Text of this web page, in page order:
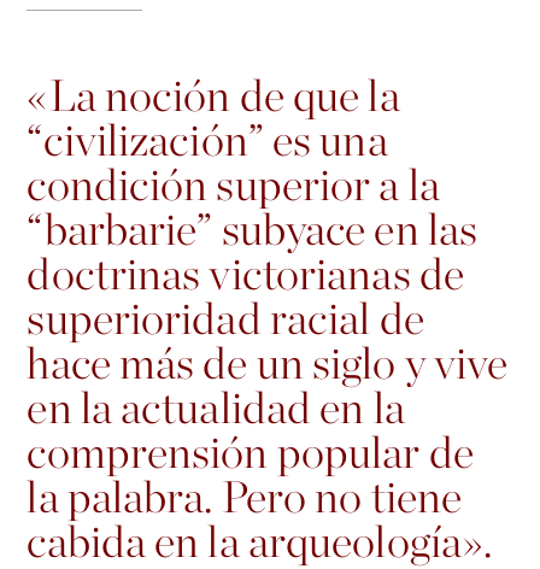
«La noción de que la
“civilización” es una
condición superior a la
“barbarie” subyace en las
doctrinas victorianas de
superioridad racial de
hace más de un siglo y vive
en la actualidad en la
comprensión popular de
la palabra. Pero no tiene
cabida en la arqueología».